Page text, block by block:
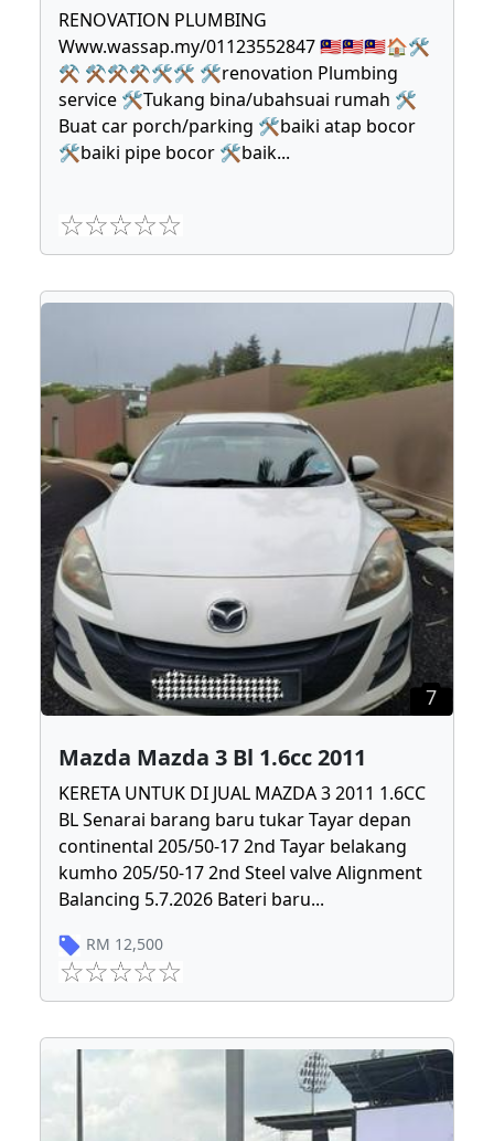
RENOVATION PLUMBING
Www.wassap.my/01123552847 🇲🇾🇲🇾🇲🇾🏠🛠
⚒ ⚒⚒⚒🛠🛠 🛠renovation Plumbing
service 🛠Tukang bina/ubahsuai rumah 🛠
Buat car porch/parking 🛠baiki atap bocor
🛠baiki pipe bocor 🛠baik...
7
Mazda Mazda 3 Bl 1.6cc 2011
KERETA UNTUK DI JUAL MAZDA 3 2011 1.6CC
BL Senarai barang baru tukar Tayar depan
continental 205/50-17 2nd Tayar belakang
kumho 205/50-17 2nd Steel valve Alignment
Balancing 5.7.2026 Bateri baru...
RM 12,500